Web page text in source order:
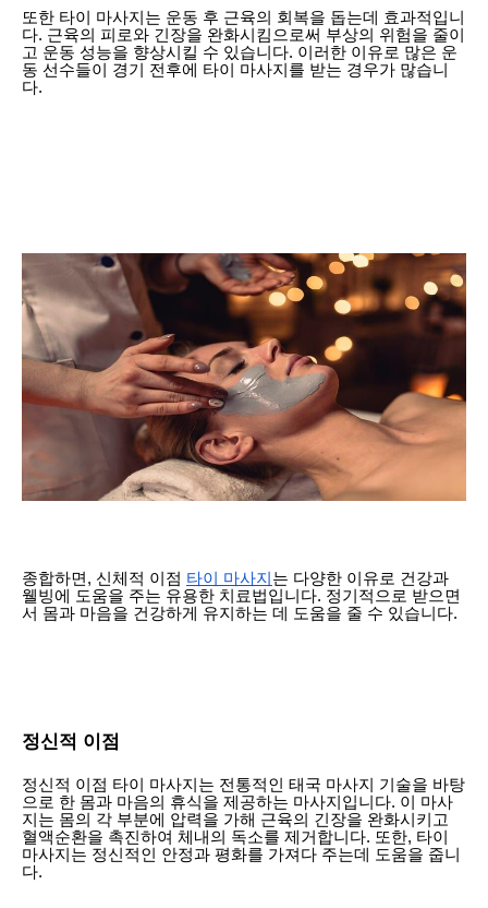
또한 타이 마사지는 운동 후 근육의 회복을 돕는데 효과적입니
다. 근육의 피로와 긴장을 완화시킴으로써 부상의 위험을 줄이
고 운동 성능을 향상시킬 수 있습니다. 이러한 이유로 많은 운
동 선수들이 경기 전후에 타이 마사지를 받는 경우가 많습니
다.
종합하면, 신체적 이점 타이 마사지는 다양한 이유로 건강과
웰빙에 도움을 주는 유용한 치료법입니다. 정기적으로 받으면
서 몸과 마음을 건강하게 유지하는 데 도움을 줄 수 있습니다.
정신적 이점
정신적 이점 타이 마사지는 전통적인 태국 마사지 기술을 바탕
으로 한 몸과 마음의 휴식을 제공하는 마사지입니다. 이 마사
지는 몸의 각 부분에 압력을 가해 근육의 긴장을 완화시키고
혈액순환을 촉진하여 체내의 독소를 제거합니다. 또한, 타이
마사지는 정신적인 안정과 평화를 가져다 주는데 도움을 줍니
다.